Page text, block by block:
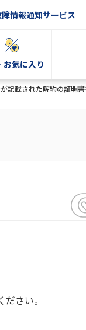
情報通知サービス
お気に入り
記載された解約の証明
さい。